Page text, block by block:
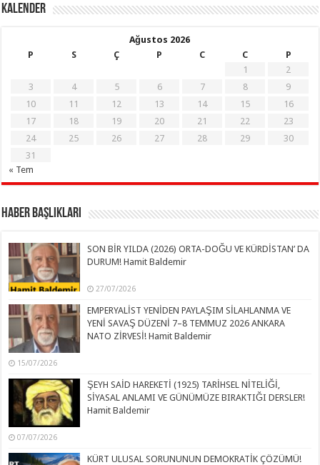
KALENDER
Ağustos 2026
P
S Ç P C C
P
1
2
3
4 5 6 7 8
9
10
11 12 13 14 15
16
17
18 19 20 21 22
23
24
25 26 27 28 29
30
31
« Tem
Haber Başlıkları
SON BİR YILDA (2026) ORTA-DOĞU VE KÜRDİSTAN’ DA
DURUM! Hamit Baldemir
27/07/2026
EMPERYALİST YENİDEN PAYLAŞIM SİLAHLANMA VE
YENİ SAVAŞ DÜZENİ 7–8 TEMMUZ 2026 ANKARA
NATO ZİRVESİ! Hamit Baldemir
15/07/2026
ŞEYH SAİD HAREKETİ (1925) TARİHSEL NİTELİĞİ,
SİYASAL ANLAMI VE GÜNÜMÜZE BIRAKTIĞI DERSLER!
Hamit Baldemir
07/07/2026
KÜRT ULUSAL SORUNUNUN DEMOKRATİK ÇÖZÜMÜ!